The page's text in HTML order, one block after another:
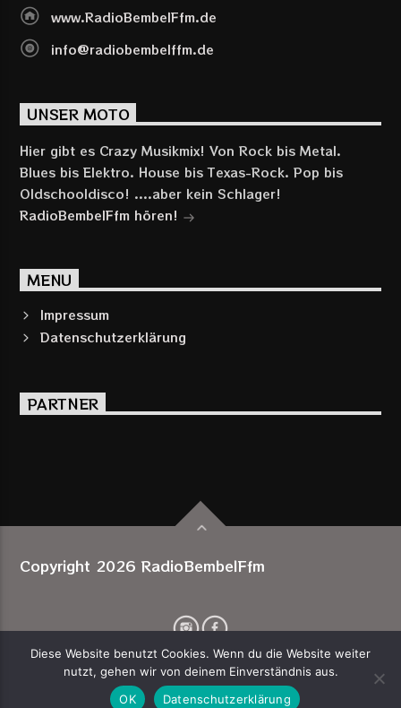
www.RadioBembelFfm.de
info@radiobembelffm.de
UNSER MOTO
Hier gibt es Crazy Musikmix! Von Rock bis Metal.
Blues bis Elektro. House bis Texas-Rock. Pop bis
Oldschooldisco! ....aber kein Schlager!
RadioBembelFfm hören!
MENU
Impressum
Datenschutzerklärung
PARTNER
Copyright 2026 RadioBembelFfm
Diese Website benutzt Cookies. Wenn du die Website weiter
nutzt, gehen wir von deinem Einverständnis aus.
OK
Datenschutzerklärung